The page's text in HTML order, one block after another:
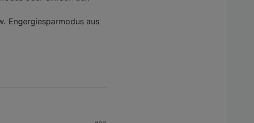
Engergiesparmodus aus